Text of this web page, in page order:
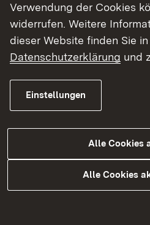
BAföG
Mehr
Themenübersicht
Verwendung der Cookies
widerrufen. Weitere
dieser Website finden Sie
Datenschutzerklärung und
Einstellungen
Alle Cookies
Alle Cookies